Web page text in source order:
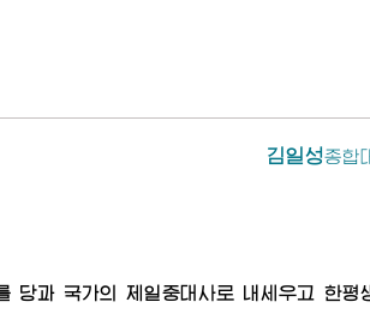
김일성종합
당과 국가의 제일중대사로 내세우고 한평